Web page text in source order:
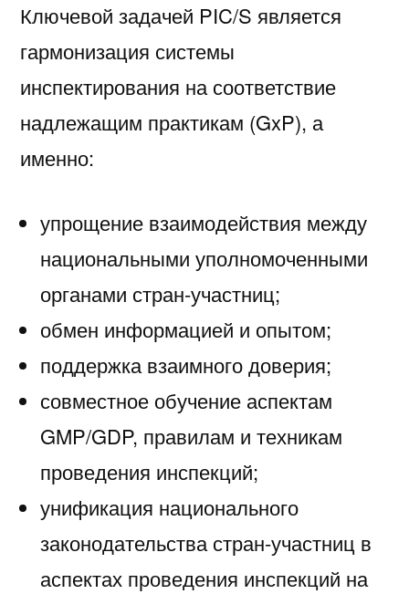
Ключевой задачей PIC/S является
гармонизация системы
инспектирования на соответствие
надлежащим практикам (GxP), а
именно:
упрощение взаимодействия между
национальными уполномоченными
органами стран-участниц;
обмен информацией и опытом;
поддержка взаимного доверия;
совместное обучение аспектам
GMP/GDP, правилам и техникам
проведения инспекций;
унификация национального
законодательства стран-участниц в
аспектах проведения инспекций на